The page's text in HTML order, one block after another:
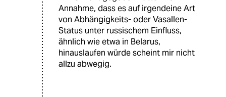
Annahme, dass es auf irgendeine Art
von Abhängigkeits- oder Vasallen-
Status unter russischem Einfluss,
ähnlich wie etwa in Belarus,
hinauslaufen würde scheint mir nicht
allzu abwegig.